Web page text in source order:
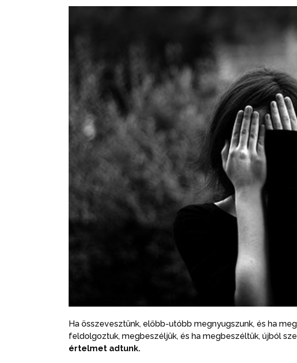
Ha összevesztünk, előbb-utóbb megnyugszunk, és ha
feldolgoztuk, megbeszéljük, és ha megbeszéltük, újból
értelmet adtunk.